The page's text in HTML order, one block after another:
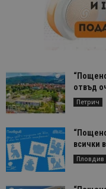
отвъд
Петрич
всички
Пловдив